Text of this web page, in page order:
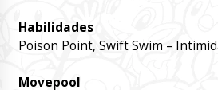
Habilidades
Poison Point, Swift Swim –
Movepool